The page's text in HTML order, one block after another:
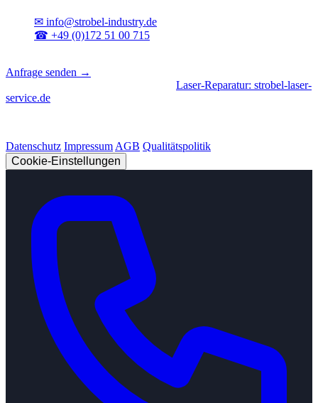
✉ info@strobel-industry.de
☎ +49 (0)172 51 00 715
Anfrage senden →
Laser-Reparatur: strobel-laser-
service.de
Datenschutz Impressum AGB Qualitätspolitik
Cookie-Einstellungen